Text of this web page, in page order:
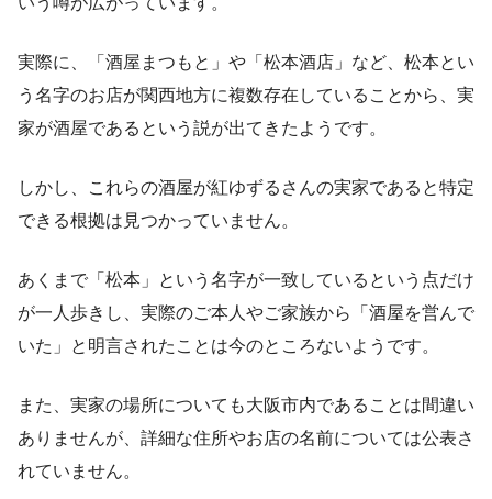
実際に、「酒屋まつもと」や「松本酒店」など、松本とい
う名字のお店が関西地方に複数存在していることから、実
家が酒屋であるという説が出てきたようです。
しかし、これらの酒屋が紅ゆずるさんの実家であると特定
できる根拠は見つかっていません。
あくまで「松本」という名字が一致しているという点だけ
が一人歩きし、実際のご本人やご家族から「酒屋を営んで
いた」と明言されたことは今のところないようです。
また、実家の場所についても大阪市内であることは間違い
ありませんが、詳細な住所やお店の名前については公表さ
れていません。